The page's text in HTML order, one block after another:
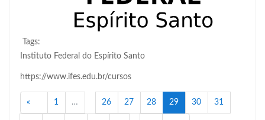
Tags:
Instituto Federal do Espírito Santo
https://www.ifes.edu.br/cursos
« Anterior
1 … 26 27 28 29(atual)
30 31